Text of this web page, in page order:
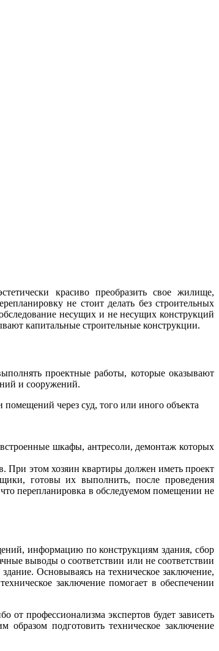
красиво преобразить свое жилище,
не стоит делать без строительных
несущих и не несущих конструкций
капитальные строительные конструкции.
проектные работы, которые оказывают
и сооружений.
через суд, того или иного объекта
шкафы, антресоли, демонтаж которых
При этом хозяин квартиры должен иметь проект
готовы их выполнить, после проведения
перепланировка в обследуемом помещении не
информацию по конструкциям здания, сбор
выводы о соответствии или не соответствии
Основываясь на техническое заключение,
заключение помогает в обеспечении
от профессионализма экспертов будет зависеть
подготовить техническое заключение